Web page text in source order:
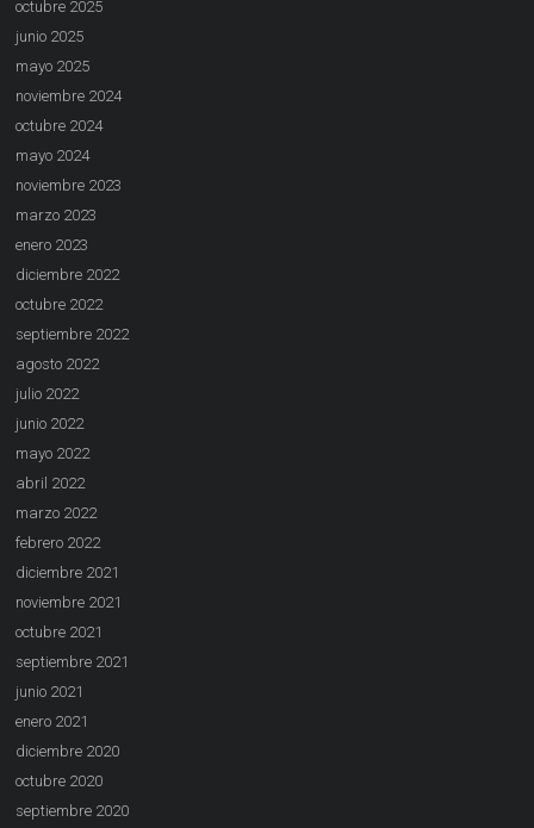
octubre 2025
junio 2025
mayo 2025
noviembre 2024
octubre 2024
mayo 2024
noviembre 2023
marzo 2023
enero 2023
diciembre 2022
octubre 2022
septiembre 2022
agosto 2022
julio 2022
junio 2022
mayo 2022
abril 2022
marzo 2022
febrero 2022
diciembre 2021
noviembre 2021
octubre 2021
septiembre 2021
junio 2021
enero 2021
diciembre 2020
octubre 2020
septiembre 2020